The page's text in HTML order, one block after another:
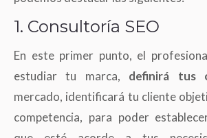
1. Consultoría SEO
En este primer punto, el
estudiar tu marca, definirá tus
mercado, identificará tu cliente
competencia, para poder